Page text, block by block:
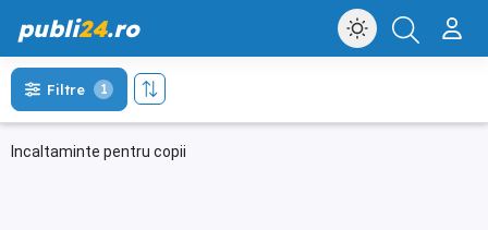
publi24.ro
Incaltaminte pentru copii
Filtre 1